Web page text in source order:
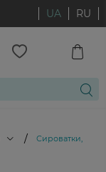
UA RU
/ Сироватки,